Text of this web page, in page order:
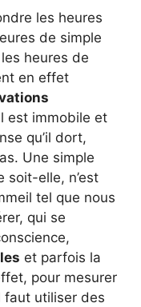
les heures
de simple
heures de
en effet
est immobile et
qu’il dort,
Une simple
soit-elle, n’est
tel que nous
qui se
et parfois la
pour mesurer
faut utiliser des